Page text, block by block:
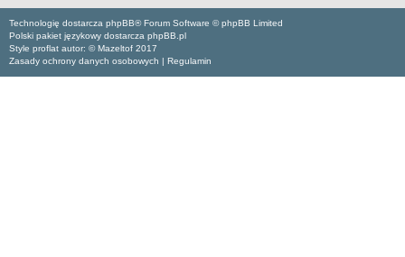
Technologię dostarcza phpBB® Forum Software © phpBB Limited
Polski pakiet językowy dostarcza phpBB.pl
Style proflat autor: ©Mazeltof 2017
Zasady ochrony danych osobowych | Regulamin